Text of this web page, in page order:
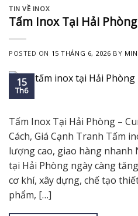
TIN VỀ INOX
Tấm Inox Tại Hải Phòng
POSTED ON 15 THÁNG 6, 2026 BY
15
Th6
Tấm Inox Tại Hải Phòng –
Cách, Giá Cạnh Tranh Tấm
lượng cao, giao hàng nhanh
tại Hải Phòng ngày càng
cơ khí, xây dựng, chế tạo
phẩm, […]